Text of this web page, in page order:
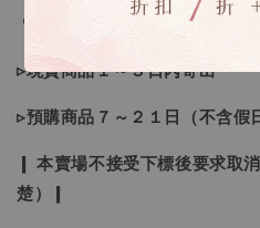
🔍IG搜尋：Sevenjewelry.co
▹現貨商品１～３日內寄出
▹預購商品７～２１日（不含假
❙ 本賣場不接受下標後要求取
楚）❙